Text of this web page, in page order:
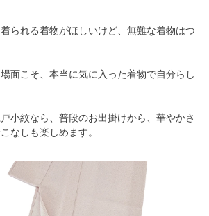
られる着物がほしいけど、無難な着物はつ
面こそ、本当に気に入った着物で自分らし
小紋なら、普段のお出掛けから、華やかさ
なしも楽しめます。